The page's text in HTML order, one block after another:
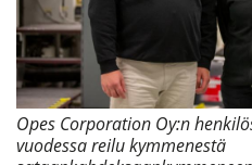
Opes Corporation Oy:n
vuodessa reilu kymmenestä